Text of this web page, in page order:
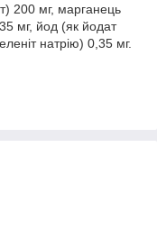
200 мг, марганець
мг, йод (як йодат
натрію) 0,35 мг.